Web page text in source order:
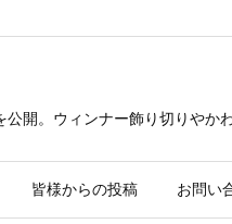
開。ウィンナー飾り切りやか
皆様からの投稿 お問い